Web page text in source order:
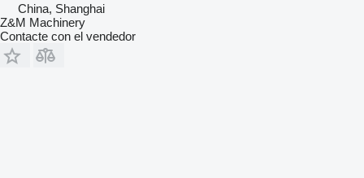
China, Shanghai
Z&M Machinery
Contacte con el vendedor